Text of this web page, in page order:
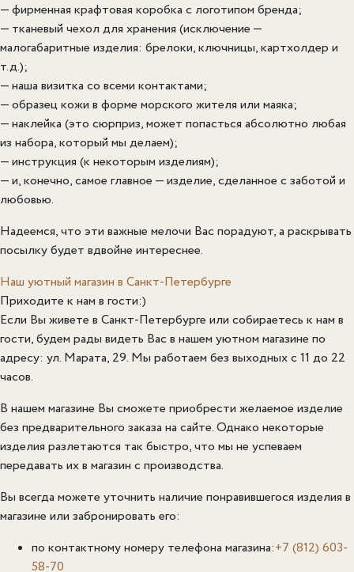
— фирменная крафтовая коробка с логотипом бренда;
— тканевый чехол для хранения (исключение —
малогабаритные изделия: брелоки, ключницы, картхолдер и
т.д.);
— наша визитка со всеми контактами;
— образец кожи в форме морского жителя или маяка;
— наклейка (это сюрприз, может попасться абсолютно любая
из набора, который мы делаем);
— инструкция (к некоторым изделиям);
— и, конечно, самое главное — изделие, сделанное с заботой и
любовью.
Надеемся, что эти важные мелочи Вас порадуют, а раскрывать
посылку будет вдвойне интереснее.
Наш уютный магазин в Санкт-Петербурге
Приходите к нам в гости:)
Если Вы живете в Санкт-Петербурге или собираетесь к нам в
гости, будем рады видеть Вас в нашем уютном магазине по
адресу: ул. Марата, 29. Мы работаем без выходных с 11 до 22
часов.
В нашем магазине Вы сможете приобрести желаемое изделие
без предварительного заказа на сайте. Однако некоторые
изделия разлетаются так быстро, что мы не успеваем
передавать их в магазин с производства.
Вы всегда можете уточнить наличие понравившегося изделия в
магазине или забронировать его:
по контактному номеру телефона магазина:+7 (812) 603-
58-70